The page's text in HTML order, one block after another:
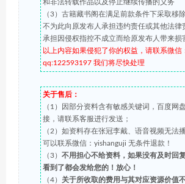
和非法转载作品以及停止继续传播的义务
（3）古籍藏书阁在满足前款条件下采取移
不为此向原发布人承担违约责任或其他法律
承担因侵权指控不成立而给原发布人带来损
以上内容如果侵犯了你的权益，请联系微信
qq:122593197 我们将尽快处理
关于售后：
（1）因部分资料含有敏感关键词，百度网
接，请联系客服进行发送；
（2）如资料存在张冠李戴、语音视频无法
可以联系微信：yishanguji 无条件退款！
（3） 不用担心不给资料，如果没有及时回
看到了都会发给您的！放心！
（4） 关于所收取的费用与其对应资源价值